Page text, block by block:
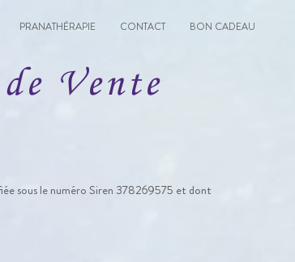
PRANATHÉRAPIE CONTACT BON CADEAU
Vente
sous le numéro Siren 378269575 et dont